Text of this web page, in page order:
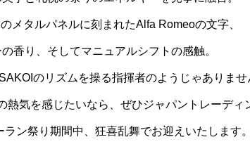
メタルパネルに刻まれたAlfa Romeoの文字、
の香り、そしてマニュアルシフトの感触。
のリズムを操る指揮者のようじゃありませ
熱気を感じたいなら、ぜひジャパントレーディ
ラン祭り期間中、狂喜乱舞でお迎えいたします